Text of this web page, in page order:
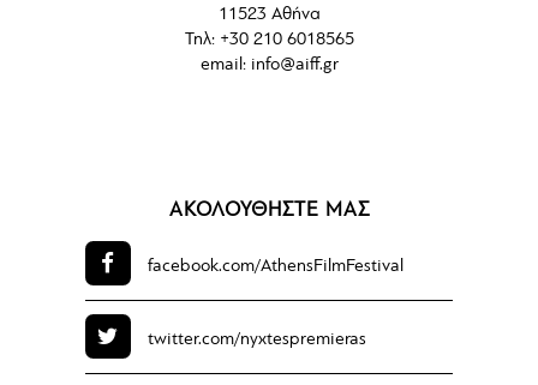
11523 Αθήνα
Τηλ: +30 210 6018565
email: info@aiff.gr
ΑΚΟΛΟΥΘΗΣΤΕ ΜΑΣ
facebook.com/AthensFilmFestival
twitter.com/nyxtespremieras